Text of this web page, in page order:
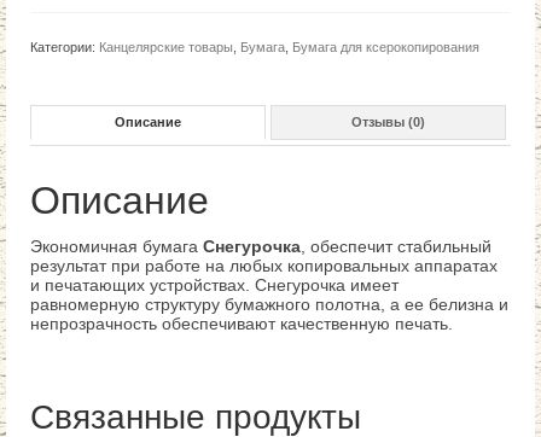
Категории: Канцелярские товары Бумага Бумага для ксерокопирования
Описание Отзывы (0)
Описание
Экономичная бумага Снегурочка , обеспечит стабильный
результат при работе на любых копировальных аппаратах
и печатающих устройствах. Снегурочка имеет
равномерную структуру бумажного полотна, а ее белизна и
непрозрачность обеспечивают качественную печать.
Связанные продукты